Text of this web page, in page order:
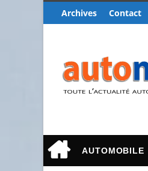
Archives Contact
AUTOMOBILE